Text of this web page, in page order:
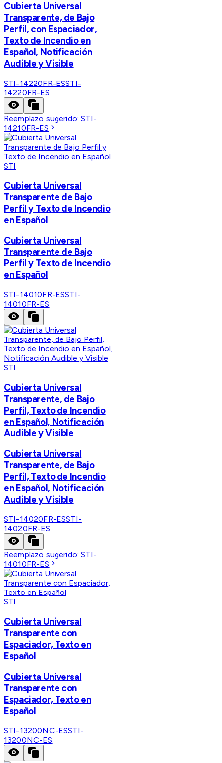
Cubierta Universal
Transparente, de Bajo
Perfil, con Espaciador,
Texto de Incendio en
Español, Notificación
Audible y Visible
STI-14220FR-ESSTI-
14220FR-ES
Reemplazo sugerido:STI-
14210FR-ES
STI
Cubierta Universal
Transparente de Bajo
Perfil y Texto de Incendio
en Español
Cubierta Universal
Transparente de Bajo
Perfil y Texto de Incendio
en Español
STI-14010FR-ESSTI-
14010FR-ES
STI
Cubierta Universal
Transparente, de Bajo
Perfil, Texto de Incendio
en Español, Notificación
Audible y Visible
Cubierta Universal
Transparente, de Bajo
Perfil, Texto de Incendio
en Español, Notificación
Audible y Visible
STI-14020FR-ESSTI-
14020FR-ES
Reemplazo sugerido:STI-
14010FR-ES
STI
Cubierta Universal
Transparente con
Espaciador, Texto en
Español
Cubierta Universal
Transparente con
Espaciador, Texto en
Español
STI-13200NC-ESSTI-
13200NC-ES